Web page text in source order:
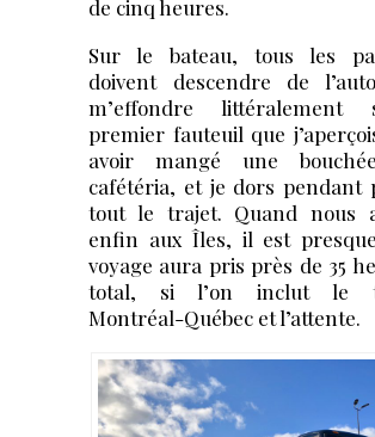
de cinq heures.
Sur le bateau, tous les
doivent descendre de
m’effondre
premier fauteuil que
avoir mangé une
cafétéria, et je dors pendant
tout le trajet. Quand nous
enfin aux Îles, il est
voyage aura pris près de 35
total, si l’on inclut le
Montréal-Québec et l’attente.